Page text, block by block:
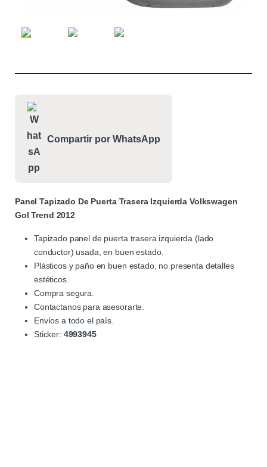
Compartir por WhatsApp
Panel Tapizado De Puerta Trasera Izquierda Volkswagen
Gol Trend 2012
Tapizado panel de puerta trasera izquierda (lado
conductor) usada, en buen estado.
Plásticos y paño en buen estado, no presenta detalles
estéticos.
Compra segura.
Contactanos para asesorarte.
Envíos a todo el país.
Sticker: 4993945